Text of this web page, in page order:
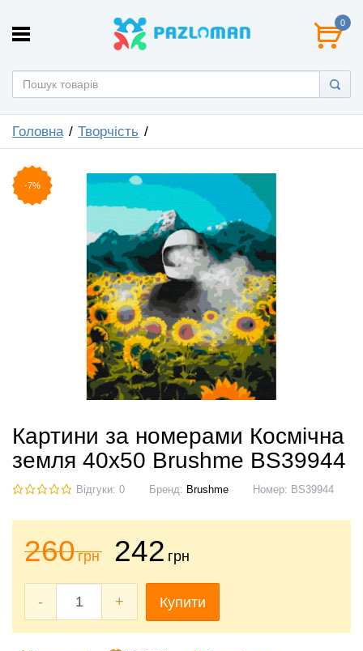
0
Головна Творчість
-7%
Картини за номерами Космічна
земля 40x50 Brushme BS39944
Відгуки: 0 Бренд: Brushme Номер: BS39944
260грн 242 грн
- + Купити